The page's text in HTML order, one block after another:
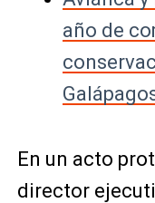
año de
En un acto
director